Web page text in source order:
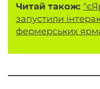
Читай також:
запустили
фермерських